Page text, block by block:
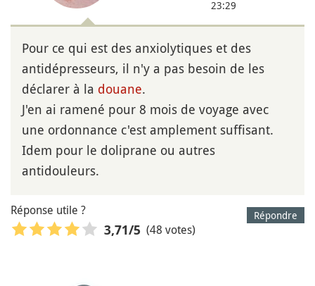
23:29
Pour ce qui est des anxiolytiques et des
antidépresseurs, il n'y a pas besoin de les
déclarer à la douane.
J'en ai ramené pour 8 mois de voyage avec
une ordonnance c'est amplement suffisant.
Idem pour le doliprane ou autres
antidouleurs.
Répondre
Réponse utile ?
3,71/5 (48 votes)